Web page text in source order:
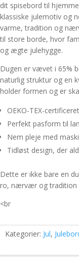
dit spisebord til
klassiske julemotiv og
varme, tradition og
til store borde, hvor
og ægte julehygge.
Dugen er vævet i 65%
naturlig struktur og en
holder formen og er
OEKO-TEX-
Perfekt pasform til
Nem pleje med
Tidløst design, der
Dette er ikke bare en
ro, nærvær og tradition
<br
Kategorier: Jul,